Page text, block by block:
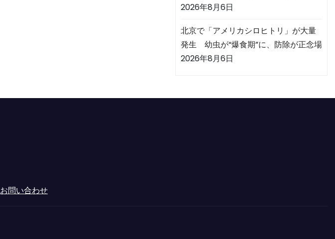
2026年8月6日
北京で「アメリカシロヒトリ」が大量
発生 幼虫が“爆食期”に、防除が正念場
2026年8月6日
お問い合わせ